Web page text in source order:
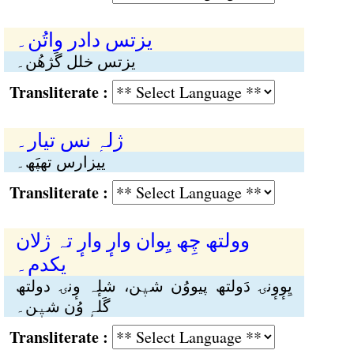
یزتس دادرٕ واتُن۔
یزتس خلل گَژھُن۔
:
ژلہٕ نس تیار۔
ییزارس تھپَھ۔
:
وولتھ چِھ یِوان وارٕ وارٕ تہ ژلان
یکدم۔
یِوٕوٕنۍ دَولتھ پیووُن شیٖن، شلٕہ وٕنۍ دولتھ
گَلہٕ وُن شیٖن۔
: